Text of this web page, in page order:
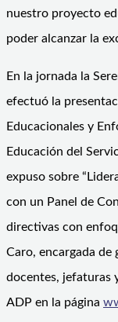
nuestro proyecto
poder alcanzar la
En la jornada la
efectuó la
Educacionales y
Educación del
expuso sobre
con un Panel de
directivas con
Caro, encargada de
docentes, jefaturas
ADP en la página